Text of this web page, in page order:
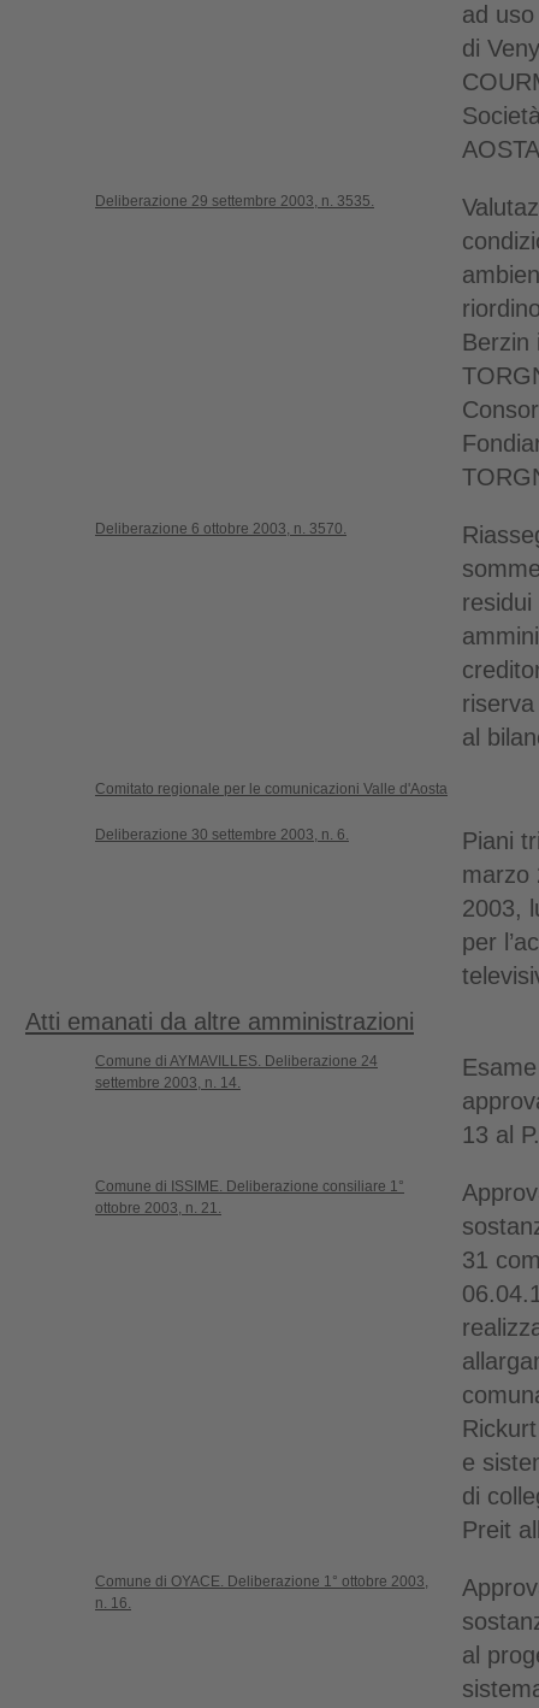
ad
di
Deliberazione 29 settembre 2003, n. 3535.
Berzin
Deliberazione 6 ottobre 2003, n. 3570.
al
Comitato regionale per le comunicazioni Valle d'Aosta
Deliberazione 30 settembre 2003, n. 6.
Piani
marzo
2003,
per
Atti emanati da altre amministrazioni
Comune di AYMAVILLES. Deliberazione 24
settembre 2003, n. 14.
13 al
Comune di ISSIME. Deliberazione consiliare 1°
ottobre 2003, n. 21.
31
e
di
Preit
Comune di OYACE. Deliberazione 1° ottobre 2003,
n. 16.
al